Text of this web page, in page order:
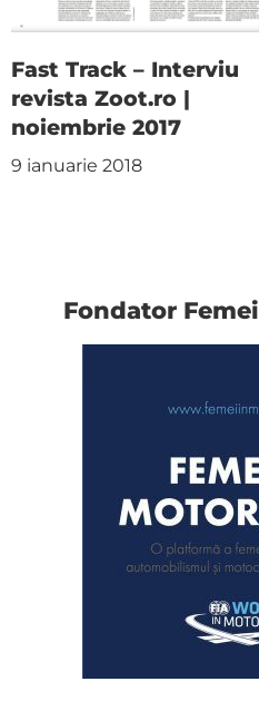
Fast Track – Interviu
revista Zoot.ro |
noiembrie 2017
9 ianuarie 2018
Fondator